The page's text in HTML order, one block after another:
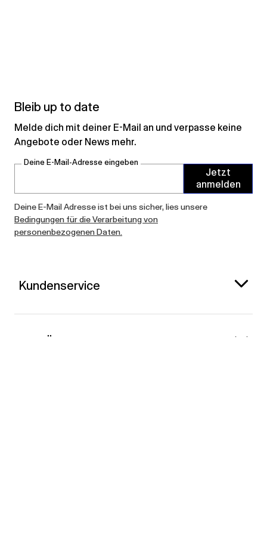
Bleib up to date
Melde dich mit deiner E-Mail an und verpasse keine
Angebote oder News mehr.
Deine E-Mail-Adresse eingeben
Jetzt
anmelden
Deine E-Mail Adresse ist bei uns sicher, lies unsere
Bedingungen für die Verarbeitung von
personenbezogenen Daten.
Kundenservice